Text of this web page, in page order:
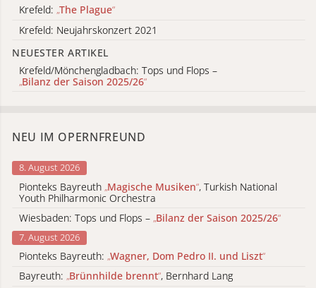
Krefeld: „The Plague“
Krefeld: Neujahrskonzert 2021
NEUESTER ARTIKEL
Krefeld/Mönchengladbach: Tops und Flops –
„Bilanz der Saison 2025/26“
NEU IM OPERNFREUND
8. August 2026
Pionteks Bayreuth „Magische Musiken“, Turkish National
Youth Philharmonic Orchestra
Wiesbaden: Tops und Flops – „Bilanz der Saison 2025/26“
7. August 2026
Pionteks Bayreuth: „Wagner, Dom Pedro II. und Liszt“
Bayreuth: „Brünnhilde brennt“, Bernhard Lang